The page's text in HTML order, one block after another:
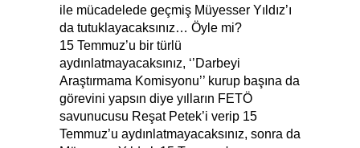
ile mücadelede geçmiş Müyesser Yıldız’ı
da tutuklayacaksınız… Öyle mi?
15 Temmuz’u bir türlü
aydınlatmayacaksınız, ‘’Darbeyi
Araştırmama Komisyonu’’ kurup başına da
görevini yapsın diye yılların FETÖ
savunucusu Reşat Petek’i verip 15
Temmuz’u aydınlatmayacaksınız, sonra da